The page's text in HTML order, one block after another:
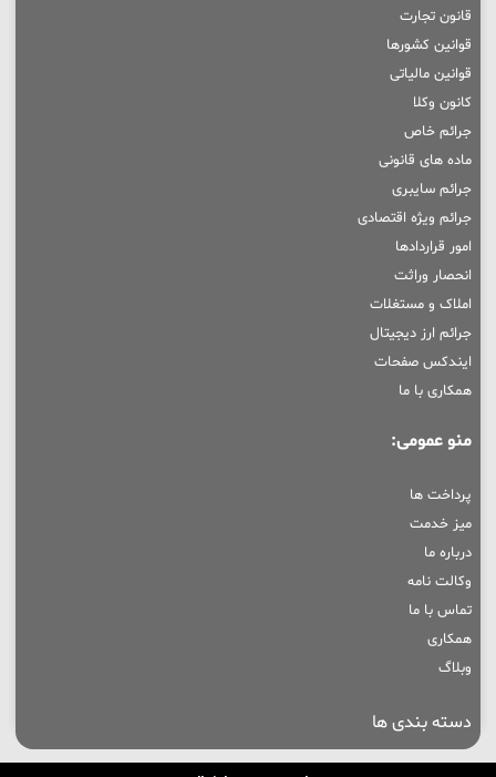
قانون تجارت
قوانین کشورها
قوانین مالیاتی
کانون وکلا
جرائم خاص
ماده های قانونی
جرائم سایبری
جرائم ویژه اقتصادی
امور قراردادها
انحصار وراثت
املاک و مستغلات
جرائم ارز دیجیتال
ایندکس صفحات
همکاری با ما
منو عمومی:
پرداخت ها
میز خدمت
درباره ما
وکالت نامه
تماس با ما
همکاری
وبلاگ
دسته بندی ها